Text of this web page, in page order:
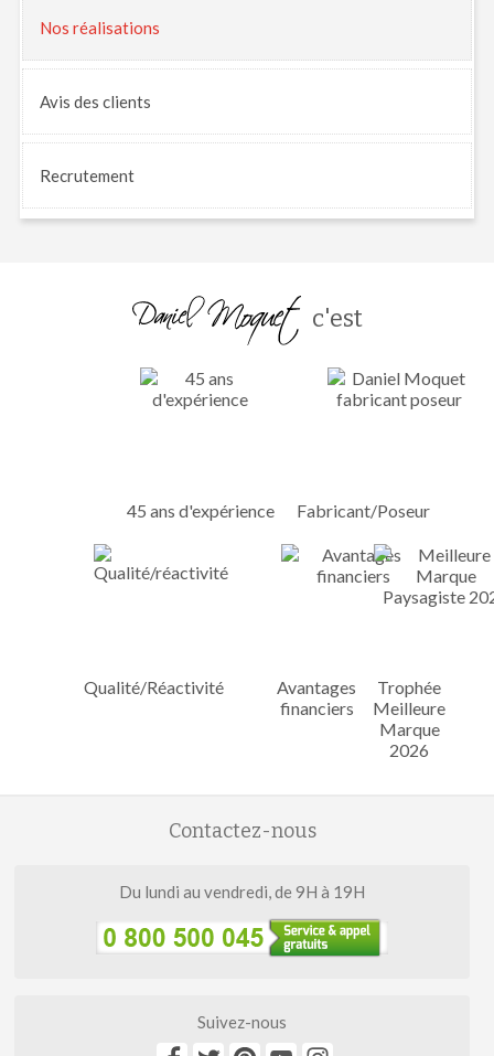
Nos réalisations
Avis des clients
Recrutement
c'est
45 ans d'expérience Fabricant/Poseur
Qualité/Réactivité
Avantages
financiers
Trophée
Meilleure
Marque
2026
Contactez-nous
Du lundi au vendredi, de 9H à 19H
Suivez-nous